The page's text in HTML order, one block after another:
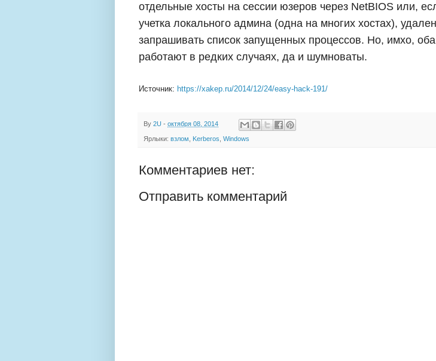
отдельные хосты на сессии юзеров через NetBIOS или,
учетка локального админа (одна на многих хостах),
запрашивать список запущенных процессов. Но, имхо,
работают в редких случаях, да и шумноваты.
Источник: https://xakep.ru/2014/12/24/easy-hack-191/
By 2U - октября 08, 2014
Ярлыки: взлом Kerberos Windows
Комментариев нет:
Отправить комментарий